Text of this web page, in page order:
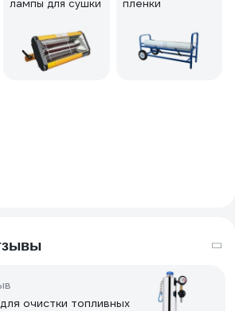
лампы для сушки
пленки
очистки топливных